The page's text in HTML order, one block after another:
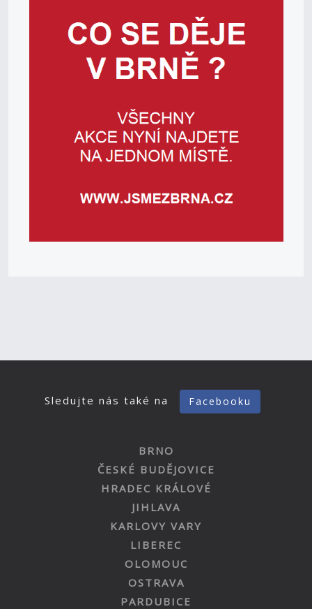
Sledujte nás také na Facebooku
BRNO
ČESKÉ BUDĚJOVICE
HRADEC KRÁLOVÉ
JIHLAVA
KARLOVY VARY
LIBEREC
OLOMOUC
OSTRAVA
PARDUBICE